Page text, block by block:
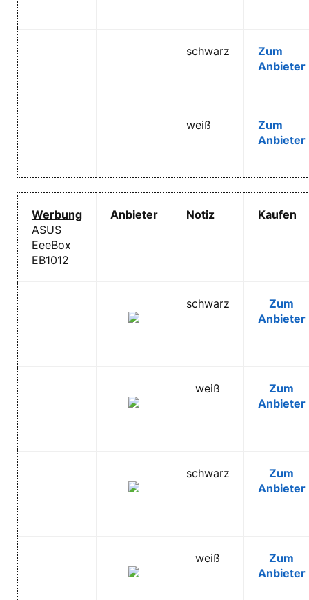
schwarz
Zum
Anbieter
weiß
Zum
Anbieter
Werbung
ASUS
EeeBox
EB1012
Anbieter Notiz Kaufen
schwarz
Zum
Anbieter
weiß
Zum
Anbieter
schwarz
Zum
Anbieter
weiß
Zum
Anbieter